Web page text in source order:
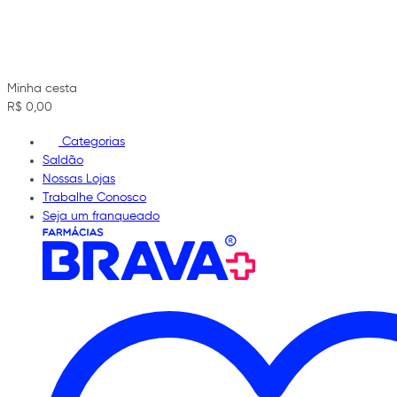
Minha cesta
R$ 0,00
Categorias
Saldão
Nossas Lojas
Trabalhe Conosco
Seja um franqueado